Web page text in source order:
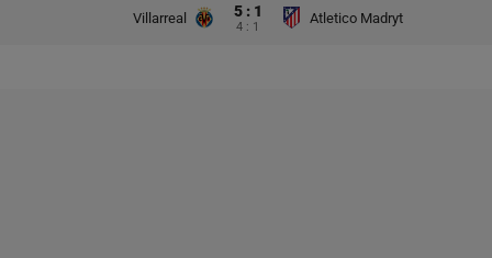
Villarreal 5 : 1
4 : 1
Atletico Madryt